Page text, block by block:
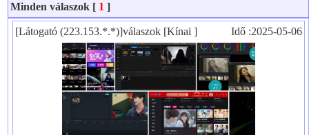
Minden válaszok [ 1 ]
[Látogató (223.153.*.*)]válaszok [Kínai ] Idő :2025-05-06